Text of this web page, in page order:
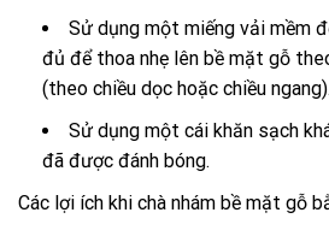
Sử dụng một miếng vải mềm
đủ để thoa nhẹ lên bề mặt gỗ
(theo chiều dọc hoặc chiều ngang).
Sử dụng một cái khăn sạch
đã được đánh bóng.
Các lợi ích khi chà nhám bề mặt gỗ